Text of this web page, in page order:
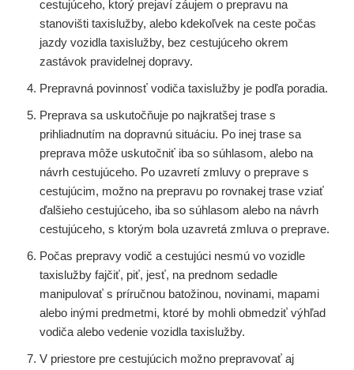
cestujúceho, ktorý prejaví záujem o prepravu na
stanovišti taxislužby, alebo kdekoľvek na ceste počas
jazdy vozidla taxislužby, bez cestujúceho okrem
zastávok pravidelnej dopravy.
Prepravná povinnosť vodiča taxislužby je podľa poradia.
Preprava sa uskutočňuje po najkratšej trase s
prihliadnutím na dopravnú situáciu. Po inej trase sa
preprava môže uskutočniť iba so súhlasom, alebo na
návrh cestujúceho. Po uzavretí zmluvy o preprave s
cestujúcim, možno na prepravu po rovnakej trase vziať
ďalšieho cestujúceho, iba so súhlasom alebo na návrh
cestujúceho, s ktorým bola uzavretá zmluva o preprave.
Počas prepravy vodič a cestujúci nesmú vo vozidle
taxislužby fajčiť, piť, jesť, na prednom sedadle
manipulovať s príručnou batožinou, novinami, mapami
alebo inými predmetmi, ktoré by mohli obmedziť výhľad
vodiča alebo vedenie vozidla taxislužby.
V priestore pre cestujúcich možno prepravovať aj